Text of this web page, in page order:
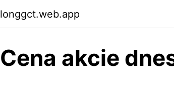
longgct.web.app
Cena akcie